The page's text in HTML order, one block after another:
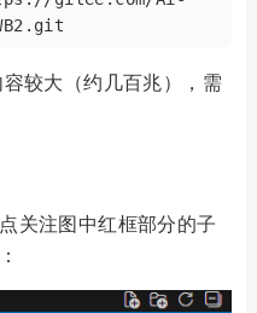
较大（约几百兆），需
关注图中红框部分的子